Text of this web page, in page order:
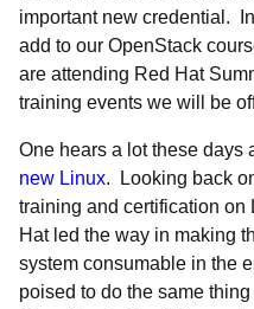
important new credential.
add to our OpenStack
are attending Red Hat
training events we will be
One hears a lot these days
new Linux. Looking back
training and certification
Hat led the way in making
system consumable in the
poised to do the same